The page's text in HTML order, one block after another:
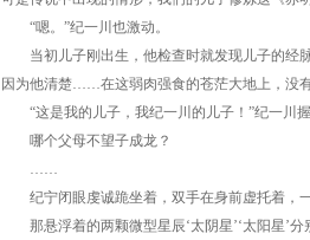
“嗯。”纪一川也激动。
当初儿子刚出生，他检查时就发现儿子的经脉
因为他清楚……在这弱肉强食的苍茫大地上，没
“这是我的儿子，我纪一川的儿子！”纪一川握
哪个父母不望子成龙？
……
纪宁闭眼虔诚跪坐着，双手在身前虚托着，一
那悬浮着的两颗微型星辰‘太阴星’‘太阳星’分